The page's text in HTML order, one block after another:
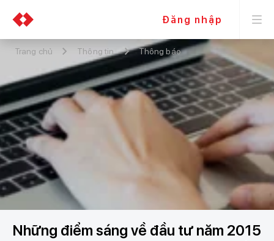
Đăng nhập
Trang chủ Thông tin Thông báo
Những điểm sáng về đầu tư năm 2015